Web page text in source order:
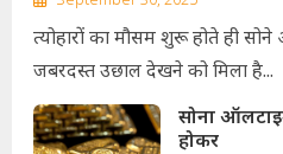
त्योहारों का मौसम शुरू होते ही
जबरदस्त उछाल देखने को मिला है...
सोना
होकर